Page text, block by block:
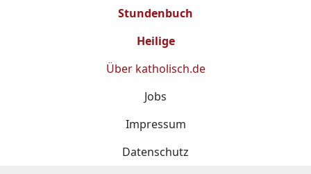
Stundenbuch
Heilige
Über katholisch.de
Jobs
Impressum
Datenschutz